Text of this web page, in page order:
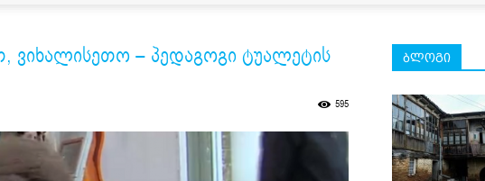
ვიხალისეთო – პედაგოგი ტუალეტის
595
ბლოგი